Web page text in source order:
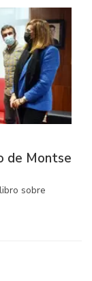
de Montse
sobre